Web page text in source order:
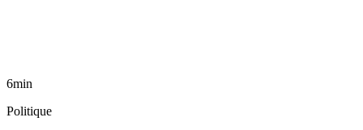
6min
Politique